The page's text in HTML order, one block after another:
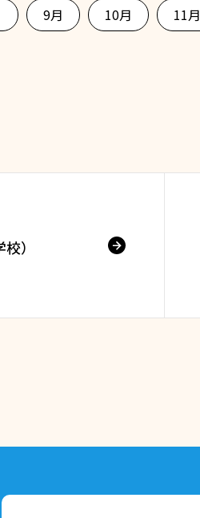
9月 10月 11月
）